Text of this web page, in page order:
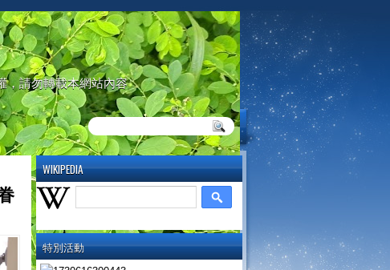
，請勿轉載本網站內容
WIKIPEDIA
特別活動